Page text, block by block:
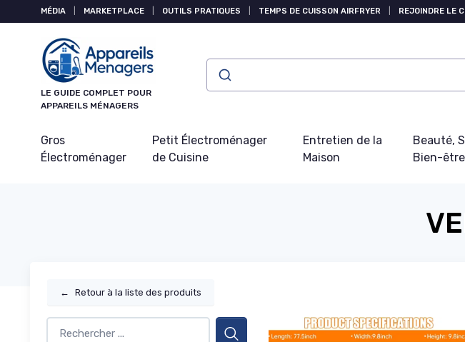
MÉDIA MARKETPLACE OUTILS PRATIQUES TEMPS DE CUISSON AIRFRYER REJOINDRE LE
LE GUIDE COMPLET POUR
APPAREILS MÉNAGERS
Gros
Électroménager
Petit Électroménager
de Cuisine
Entretien de la
Maison
Beauté,
Bien-être
← Retour à la liste des produits
Panneau de gestion des cookies